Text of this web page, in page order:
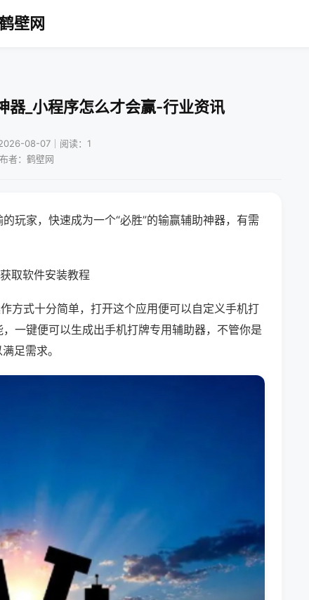
壁网
器_小程序怎么才会赢-行业资讯
08-07｜阅读：1
者：鹤壁网
玩家，快速成为一个“必胜”的输赢辅助神器，有需
取软件安装教程
方式十分简单，打开这个应用便可以自定义手机打
一键便可以生成出手机打牌专用辅助器，不管你是
足需求。